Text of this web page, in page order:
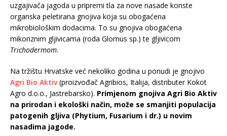
uzgajivača jagoda u pripremi tla za nove nasade koriste
organska peletirana gnojiva koja su obogaćena
mikrobiološkim dodacima. To su gnojiva obogaćena
mikoriznim gljivicama (roda Glomus sp.) te gljivicom
Trichodermom.
Na tržištu Hrvatske već nekoliko godina u ponudi je gnojivo
Agri Bio Aktiv(proizvođač Agribios, Italija, distributer Kokot
Agro d.o.o., Jastrebarsko). Primjenom gnojiva Agri Bio Aktiv
na prirodan i ekološki način, može se smanjiti populacija
patogenih gljiva (Phytium, Fusarium i dr.) u novim
nasadima jagode.